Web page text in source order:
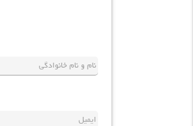
نام و نام خانوادگی
ایمیل